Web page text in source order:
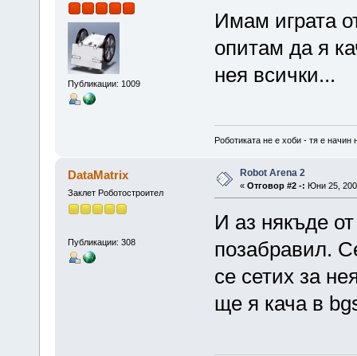
Публикации: 1009
Имам играта
опитам да я
нея всички...
Роботиката не е хоби - тя е начин
DataMatrix
Заклет Роботостроител
Публикации: 308
Robot Arena 2
« Отговор #2 -: Юни 25,
И аз някъде
позабравил.
се сетих за
ще я кача в